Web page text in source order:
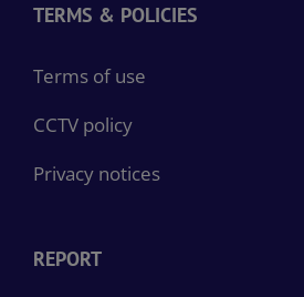
TERMS & POLICIES
Terms of use
CCTV policy
Privacy notices
REPORT